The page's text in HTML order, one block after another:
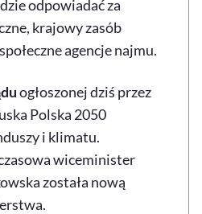
odpowiadać za
krajowy zasób
agencje najmu.
ogłoszonej dziś przez
Polska 2050
i klimatu.
wiceminister
została nową